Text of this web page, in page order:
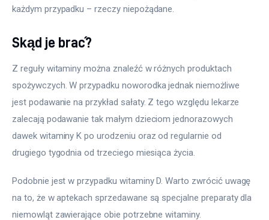
każdym przypadku – rzeczy niepożądane.
Skąd je brać?
Z reguły witaminy można znaleźć w różnych produktach
spożywczych. W przypadku noworodka jednak niemożliwe
jest podawanie na przykład sałaty. Z tego względu lekarze
zalecają podawanie tak małym dzieciom jednorazowych
dawek witaminy K po urodzeniu oraz od regularnie od
drugiego tygodnia od trzeciego miesiąca życia.
Podobnie jest w przypadku witaminy D. Warto zwrócić uwagę
na to, że w aptekach sprzedawane są specjalne preparaty dla
niemowląt zawierające obie potrzebne witaminy.